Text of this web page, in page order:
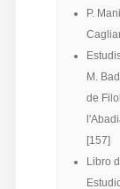
P.
M.
de
[157]
Libro